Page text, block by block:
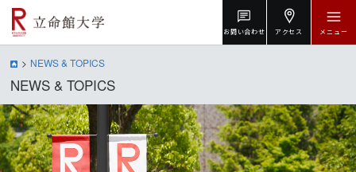
お問い合わせ アクセス メニュー
NEWS & TOPICS
NEWS & TOPICS